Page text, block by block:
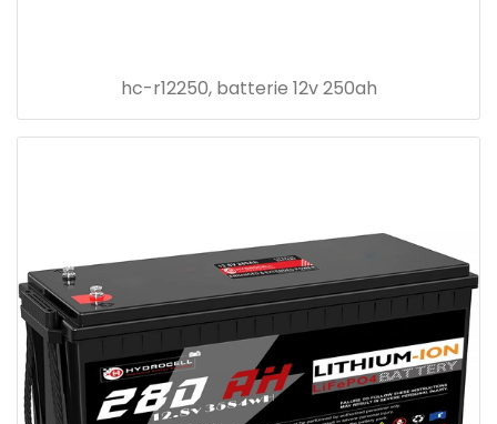
hc-r12250, batterie 12v 250ah